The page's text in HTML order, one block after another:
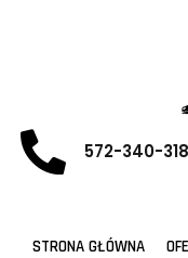
572-340-318
STRONA GŁÓWNA